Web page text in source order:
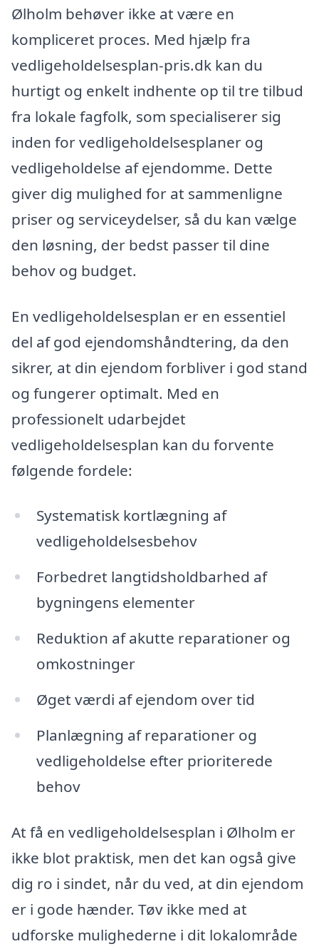
Ølholm behøver ikke at være en
kompliceret proces. Med hjælp fra
vedligeholdelsesplan-pris.dk kan du
hurtigt og enkelt indhente op til tre tilbud
fra lokale fagfolk, som specialiserer sig
inden for vedligeholdelsesplaner og
vedligeholdelse af ejendomme. Dette
giver dig mulighed for at sammenligne
priser og serviceydelser, så du kan vælge
den løsning, der bedst passer til dine
behov og budget.
En vedligeholdelsesplan er en essentiel
del af god ejendomshåndtering, da den
sikrer, at din ejendom forbliver i god stand
og fungerer optimalt. Med en
professionelt udarbejdet
vedligeholdelsesplan kan du forvente
følgende fordele:
Systematisk kortlægning af
vedligeholdelsesbehov
Forbedret langtidsholdbarhed af
bygningens elementer
Reduktion af akutte reparationer og
omkostninger
Øget værdi af ejendom over tid
Planlægning af reparationer og
vedligeholdelse efter prioriterede
behov
At få en vedligeholdelsesplan i Ølholm er
ikke blot praktisk, men det kan også give
dig ro i sindet, når du ved, at din ejendom
er i gode hænder. Tøv ikke med at
udforske mulighederne i dit lokalområde